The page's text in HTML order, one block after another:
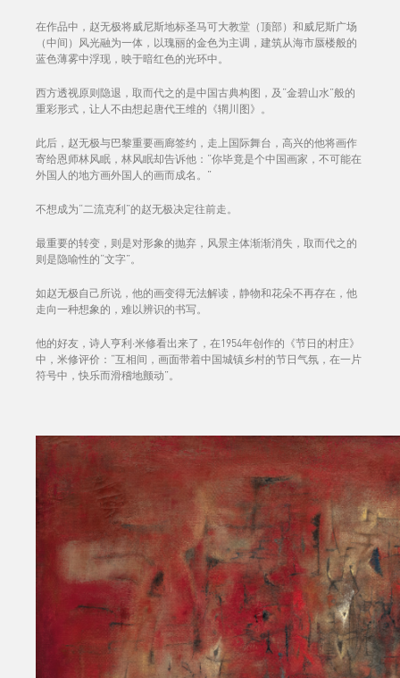
在作品中，赵无极将威尼斯地标圣马可大教堂（顶部）和威尼斯广场
（中间）风光融为一体，以瑰丽的金色为主调，建筑从海市蜃楼般的
蓝色薄雾中浮现，映于暗红色的光环中。
西方透视原则隐退，取而代之的是中国古典构图，及“金碧山水”般的
重彩形式，让人不由想起唐代王维的《辋川图》。
此后，赵无极与巴黎重要画廊签约，走上国际舞台，高兴的他将画作
寄给恩师林风眠，林风眠却告诉他：“你毕竟是个中国画家，不可能在
外国人的地方画外国人的画而成名。”
不想成为“二流克利”的赵无极决定往前走。
最重要的转变，则是对形象的抛弃，风景主体渐渐消失，取而代之的
则是隐喻性的“文字”。
如赵无极自己所说，他的画变得无法解读，静物和花朵不再存在，他
走向一种想象的，难以辨识的书写。
他的好友，诗人亨利·米修看出来了，在1954年创作的《节日的村庄》
中，米修评价：“互相间，画面带着中国城镇乡村的节日气氛，在一片
符号中，快乐而滑稽地颤动”。